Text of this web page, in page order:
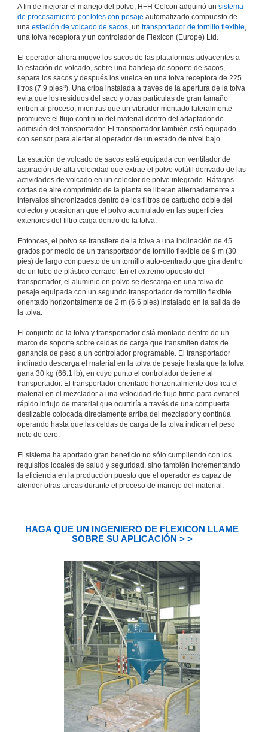
A fin de mejorar el manejo del polvo, H+H Celcon adquirió un sistema
de procesamiento por lotes con pesaje automatizado compuesto de
una estación de volcado de sacos , un transportador de tornillo flexible
una tolva receptora y un controlador de Flexicon (Europe) Ltd.
El operador ahora mueve los sacos de las plataformas adyacentes a
la estación de volcado, sobre una bandeja de soporte de sacos,
separa los sacos y después los vuelca en una tolva receptora de 225
litros (7.9 pies3). Una criba instalada a través de la apertura de la tolva
evita que los residuos del saco y otras partículas de gran tamaño
entren al proceso, mientras que un vibrador montado lateralmente
promueve el flujo continuo del material dentro del adaptador de
admisión del transportador. El transportador también está equipado
con sensor para alertar al operador de un estado de nivel bajo.
La estación de volcado de sacos está equipada con ventilador de
aspiración de alta velocidad que extrae el polvo volátil derivado de las
actividades de volcado en un colector de polvo integrado. Ráfagas
cortas de aire comprimido de la planta se liberan alternadamente a
intervalos sincronizados dentro de los filtros de cartucho doble del
colector y ocasionan que el polvo acumulado en las superficies
exteriores del filtro caiga dentro de la tolva.
Entonces, el polvo se transfiere de la tolva a una inclinación de 45
grados por medio de un transportador de tornillo flexible de 9 m (30
pies) de largo compuesto de un tornillo auto-centrado que gira dentro
de un tubo de plástico cerrado. En el extremo opuesto del
transportador, el aluminio en polvo se descarga en una tolva de
pesaje equipada con un segundo transportador de tornillo flexible
orientado horizontalmente de 2 m (6.6 pies) instalado en la salida de
la tolva.
El conjunto de la tolva y transportador está montado dentro de un
marco de soporte sobre celdas de carga que transmiten datos de
ganancia de peso a un controlador programable. El transportador
inclinado descarga el material en la tolva de pesaje hasta que la tolva
gana 30 kg (66.1 lb), en cuyo punto el controlador detiene al
transportador. El transportador orientado horizontalmente dosifica el
material en el mezclador a una velocidad de flujo firme para evitar el
rápido influjo de material que ocurriría a través de una compuerta
deslizable colocada directamente arriba del mezclador y continúa
operando hasta que las celdas de carga de la tolva indican el peso
neto de cero.
El sistema ha aportado gran beneficio no sólo cumpliendo con los
requisitos locales de salud y seguridad, sino también incrementando
la eficiencia en la producción puesto que el operador es capaz de
atender otras tareas durante el proceso de manejo del material.
HAGA QUE UN INGENIERO DE FLEXICON LLAME
SOBRE SU APLICACIÓN > >